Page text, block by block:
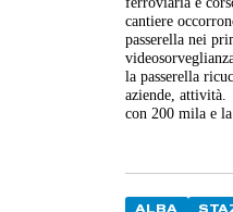
cantiere
passerella nei
la passerella
aziende,
con 200 mila e
ALBA